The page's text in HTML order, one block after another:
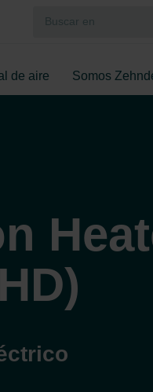
de aire Somos